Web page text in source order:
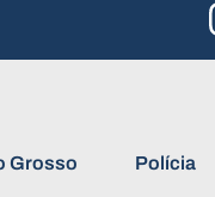
Grosso Polícia